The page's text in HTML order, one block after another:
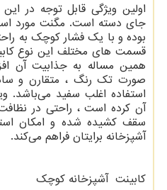
اولین ویژگی قابل توجه در
جای دسته است. مگنت مورد
بوده و با یک فشار کوچک به
قسمت‌ های مختلف این نوع
همین مساله به جذابیت آن
صورت تک رنگ ، متقارن و
استفاده اغلب سفید می‌باشد.
آن کرده است ، راحتی در
سقف کشیده شده و امکان
آشپزخانه برایتان فراهم می‌کند.
کابینت آشپزخانه کوچک